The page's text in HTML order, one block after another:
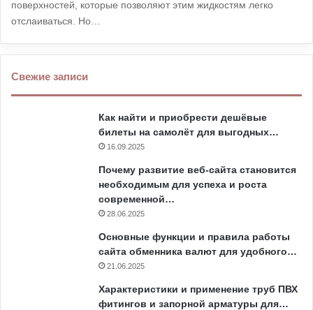
поверхностей, которые позволяют этим жидкостям легко
отслаиваться. Но…
Свежие записи
Как найти и приобрести дешёвые
билеты на самолёт для выгодных…
16.09.2025
Почему развитие веб-сайта становится
необходимым для успеха и роста
современной…
28.06.2025
Основные функции и правила работы
сайта обменника валют для удобного…
21.06.2025
Характеристики и применение труб ПВХ
фитингов и запорной арматуры для…